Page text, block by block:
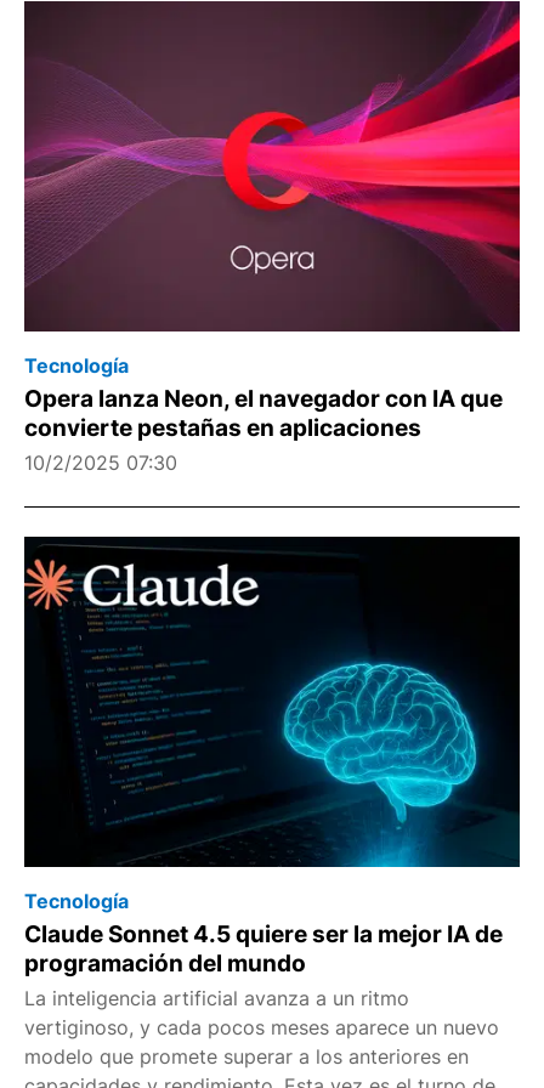
Tecnología
Opera lanza Neon, el navegador con IA que
convierte pestañas en aplicaciones
10/2/2025 07:30
Tecnología
Claude Sonnet 4.5 quiere ser la mejor IA de
programación del mundo
La inteligencia artificial avanza a un ritmo
vertiginoso, y cada pocos meses aparece un nuevo
modelo que promete superar a los anteriores en